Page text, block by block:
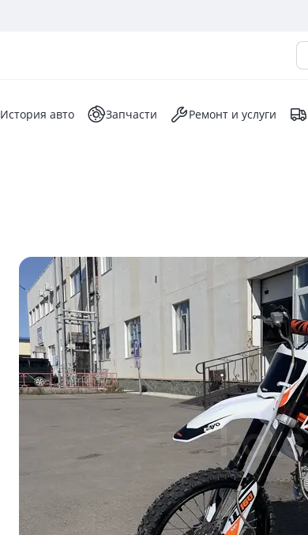
История авто Запчасти Ремонт и услуги